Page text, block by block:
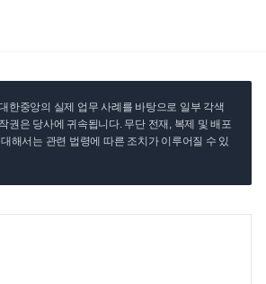
한중앙의 실제 업무 사례를 바탕으로 일부 각색
권은 당사에 귀속됩니다. 무단 전재, 복제 및 배포
해서는 관련 법령에 따른 조치가 이루어질 수 있